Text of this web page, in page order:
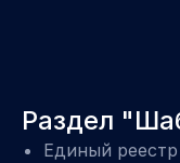
Раздел
Единый